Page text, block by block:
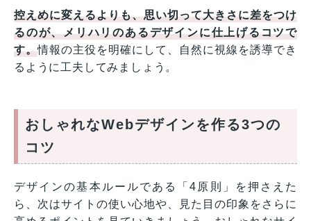
控えめに変えるよりも、思い切って大きさに差をつけ
るのが、メリハリのあるデザインに仕上げるコツで
す。情報の主役を明確にして、自然に視線を誘導でき
るように工夫してみましょう。
おしゃれなWebデザインを作る3つの
コツ
デザインの基本ルールである「4原則」を押さえた
ら、次はサイトの使い心地や、見た目の印象をさらに